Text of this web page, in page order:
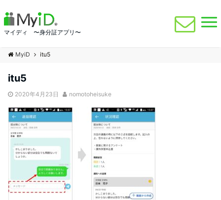
マイディ 〜身分証アプリ〜
MyiD itu5
itu5
2020年4月23日 nomotoheisuke